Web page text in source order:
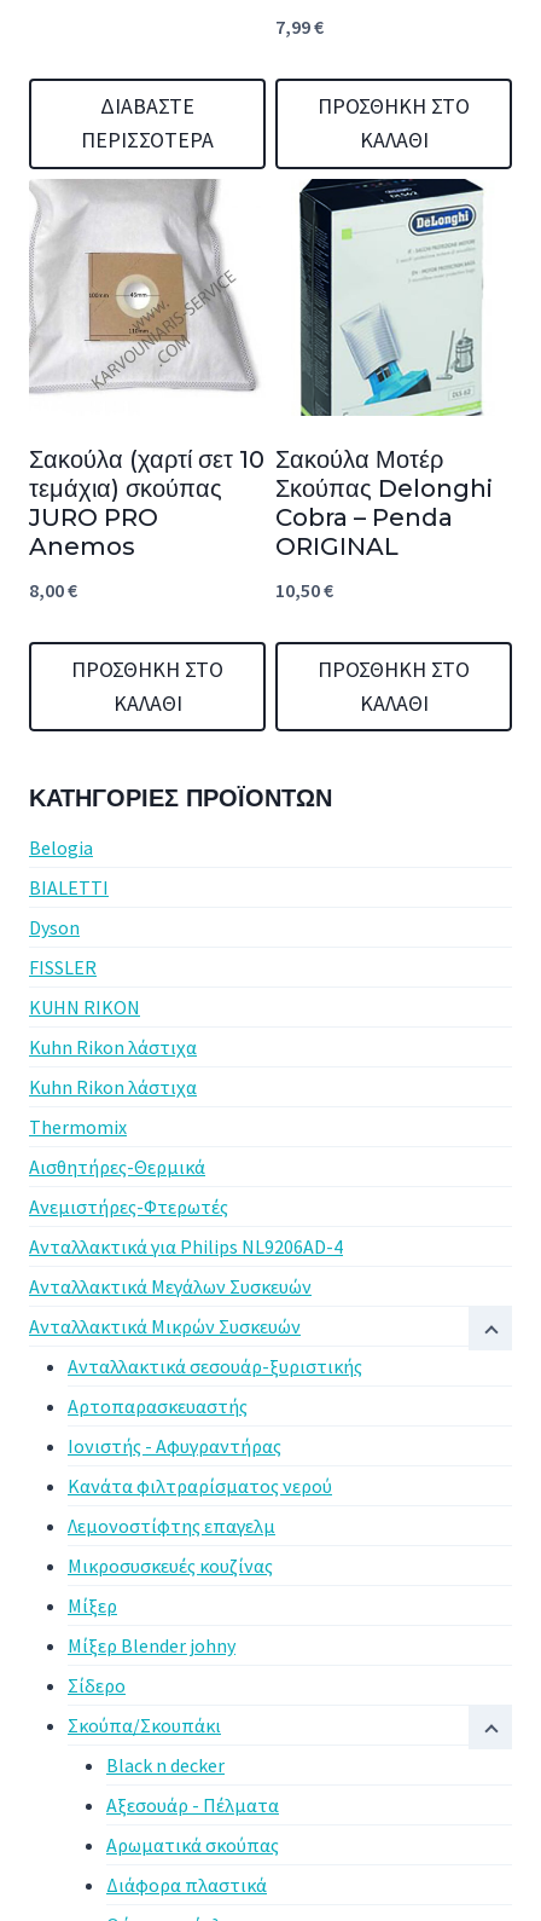
ΔΙΑΒΆΣΤΕ
ΠΕΡΙΣΣΌΤΕΡΑ
7,99€
ΠΡΟΣΘΉΚΗ ΣΤΟ
ΚΑΛΆΘΙ
Σακούλα (χαρτί σετ 10
τεμάχια) σκούπας
JURO PRO
Anemos
8,00€
ΠΡΟΣΘΉΚΗ ΣΤΟ
ΚΑΛΆΘΙ
Σακούλα Μοτέρ
Σκούπας Delonghi
Cobra – Penda
ORIGINAL
10,50€
ΠΡΟΣΘΉΚΗ ΣΤΟ
ΚΑΛΆΘΙ
ΚΑΤΗΓΟΡΊΕΣ ΠΡΟΪΌΝΤΩΝ
Belogia
BIALETTI
Dyson
FISSLER
KUHN RIKON
Kuhn Rikon λάστιχα
Kuhn Rikon λάστιχα
Thermomix
Αισθητήρες-Θερμικά
Ανεμιστήρες-Φτερωτές
Ανταλλακτικά για Philips NL9206AD-4
Ανταλλακτικά Μεγάλων Συσκευών
Ανταλλακτικά Μικρών Συσκευών
Ανταλλακτικά σεσουάρ-ξυριστικής
Αρτοπαρασκευαστής
Ιονιστής - Αφυγραντήρας
Κανάτα φιλτραρίσματος νερού
Λεμονοστίφτης επαγελμ
Μικροσυσκευές κουζίνας
Μίξερ
Μίξερ Blender johny
Σίδερο
Σκούπα/Σκουπάκι
Black n decker
Αξεσουάρ - Πέλματα
Αρωματικά σκούπας
Διάφορα πλαστικά